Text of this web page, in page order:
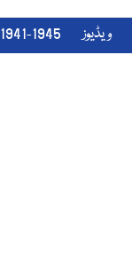
ویڈیوز 1941-1945-دوسری-جنگ-عظیم